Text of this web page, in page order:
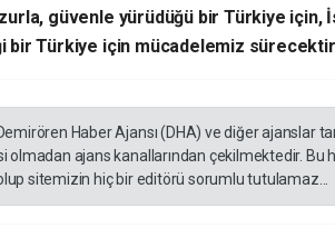
güvenle yürüdüğü bir Türkiye için,
bir Türkiye için mücadelemiz
Haber Ajansı (DHA) ve diğer ajanslar
ajans kanallarından çekilmektedir. Bu
sitemizin hiç bir editörü sorumlu tutulamaz...